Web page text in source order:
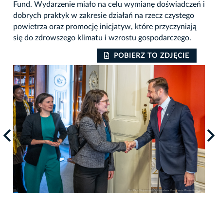
Fund. Wydarzenie miało na celu wymianę doświadczeń i
dobrych praktyk w zakresie działań na rzecz czystego
powietrza oraz promocję inicjatyw, które przyczyniają
się do zdrowszego klimatu i wzrostu gospodarczego.
POBIERZ TO ZDJĘCIE